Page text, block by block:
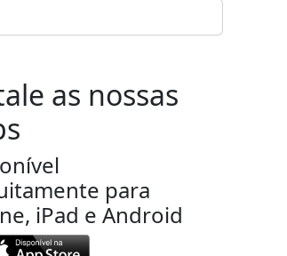
as nossas
para
iPad e Android